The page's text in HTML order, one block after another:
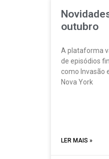
outubro
A plataforma
de episódios
como Invasão
Nova York
LER MAIS »